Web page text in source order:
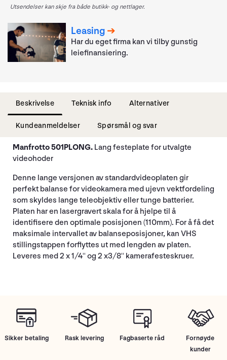
Utsendelser kan skje fra både butikk- og nettlager.
Leasing
Har du eget firma kan vi tilby gunstig
leiefinansiering.
Beskrivelse Teknisk info Alternativer
Kundeanmeldelser Spørsmål og svar
Manfrotto 501PLONG. Lang festeplate for utvalgte
videohoder
Denne lange versjonen av standardvideoplaten gir
perfekt balanse for videokamera med ujevn vektfordeling
som skyldes lange teleobjektiv eller tunge batterier.
Platen har en lasergravert skala for å hjelpe til å
identifisere den optimale posisjonen (110mm). For å få det
maksimale intervallet av balanseposisjoner, kan VHS
stillingstappen forflyttes ut med lengden av platen.
Leveres med 2 x 1/4'' og 2 x3/8'' kamerafesteskruer.
Sikker betaling Rask levering Fagbaserte råd
Fornøyde
kunder